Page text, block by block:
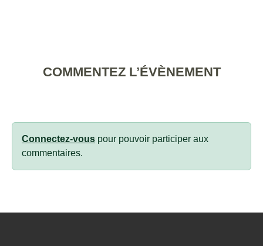
COMMENTEZ L’ÉVÈNEMENT
Connectez-vous pour pouvoir participer aux
commentaires.